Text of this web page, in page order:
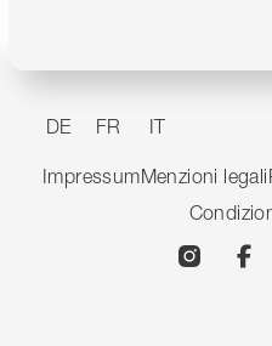
DE FR IT
ImpressumMenzioni legali